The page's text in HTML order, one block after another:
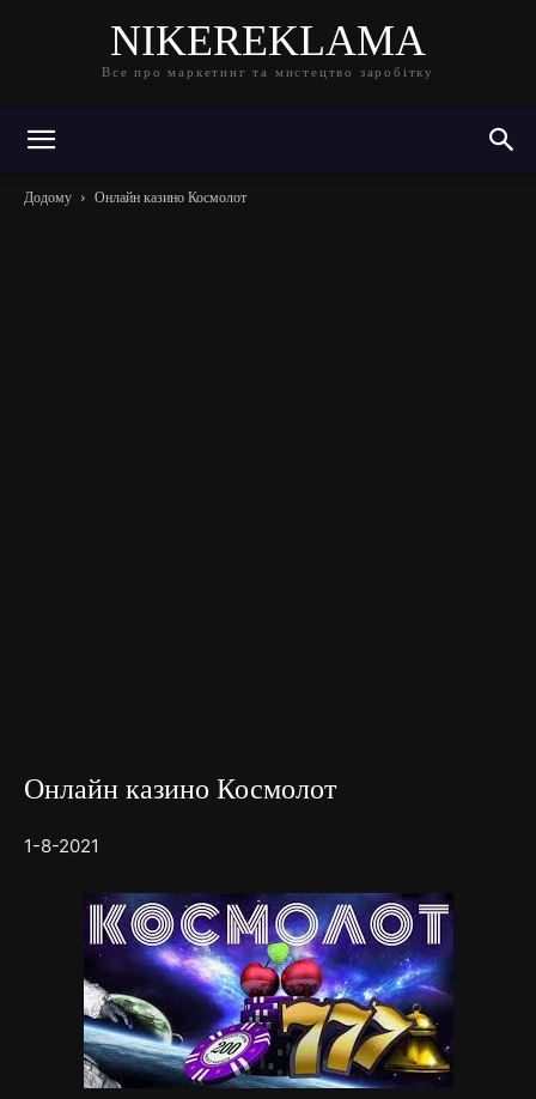
NIKEREKLAMA
Все про маркетинг та мистецтво заробітку
Додому Онлайн казино Космолот
Онлайн казино Космолот
1-8-2021